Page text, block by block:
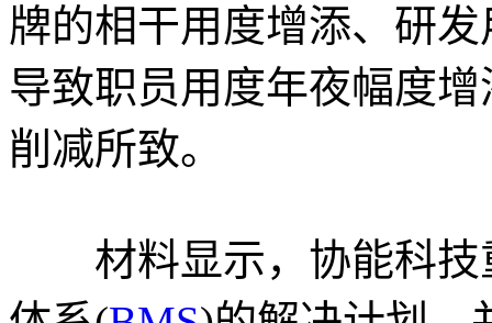
牌的相干用度增添、研
导致职员用度年夜幅度
削减所致。
材料显示，协能科技